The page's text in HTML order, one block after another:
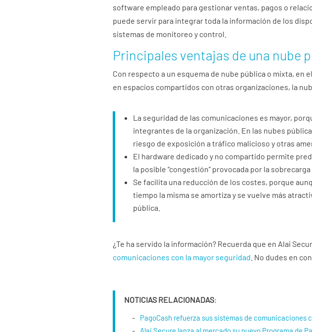
software empleado para gestionar ventas, pagos o
puede servir para integrar toda la información de los
sistemas de monitoreo y control.
Principales ventajas de una nube
Con respecto a un esquema de nube pública o mixta, en
en espacios compartidos con otras organizaciones, la
La seguridad de las comunicaciones es mayor,
integrantes de la organización. En las nubes
riesgo de exposición a tráfico malicioso y otras
El hardware dedicado y no compartido permite
la posible “congestión” provocada por la
Se facilita una reducción de los costes, porque
tiempo la misma se amortiza y se vuelve más
pública.
¿Te ha servido la información? Recuerda que en Alai
comunicaciones con la mayor seguridad . No dudes en
NOTICIAS RELACIONADAS:
PagoCash refuerza sus sistemas de comunicaciones